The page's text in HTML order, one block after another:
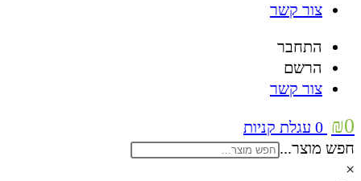
צור קשר
התחבר
הרשם
צור קשר
₪0
0 עגלת קניות
חפש מוצר...
×